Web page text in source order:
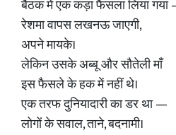
बैठक में एक कड़ा फैसला लिया
रेशमा वापस लखनऊ जाएगी,
अपने मायके।
लेकिन उसके अब्बू और सौतेली माँ
इस फैसले के हक में नहीं थे।
एक तरफ दुनियादारी का डर था —
लोगों के सवाल, ताने, बदनामी।